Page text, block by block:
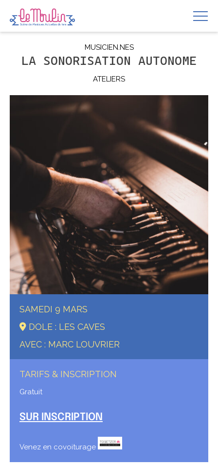
MUSICIEN.NES
LA SONORISATION AUTONOME
ATELIERS
SAMEDI 9 MARS
DOLE : LES CAVES
AVEC : MARC LOUVRIER
TARIFS & INSCRIPTION
Gratuit
SUR INSCRIPTION
Venez en covoiturage